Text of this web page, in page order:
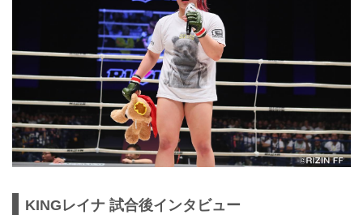
KINGレイナ 試合後インタビュー